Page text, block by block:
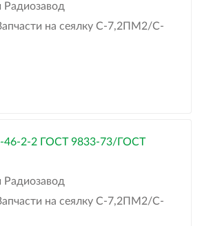
Радиозавод
на сеялку С-7,2ПМ2/C-
46-2-2 ГОСТ 9833-73/ГОСТ
Радиозавод
на сеялку С-7,2ПМ2/C-